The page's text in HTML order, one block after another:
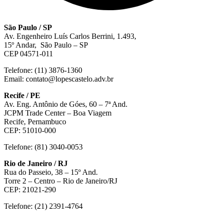
São Paulo / SP
Av. Engenheiro Luís Carlos Berrini, 1.493,
15º Andar, São Paulo – SP
CEP 04571-011
Telefone: (11) 3876-1360
Email: contato@lopescastelo.adv.br
Recife / PE
Av. Eng. Antônio de Góes, 60 – 7ª And.
JCPM Trade Center – Boa Viagem
Recife, Pernambuco
CEP: 51010-000
Telefone: (81) 3040-0053
Rio de Janeiro / RJ
Rua do Passeio, 38 – 15º And.
Torre 2 – Centro – Rio de Janeiro/RJ
CEP: 21021-290
Telefone: (21) 2391-4764